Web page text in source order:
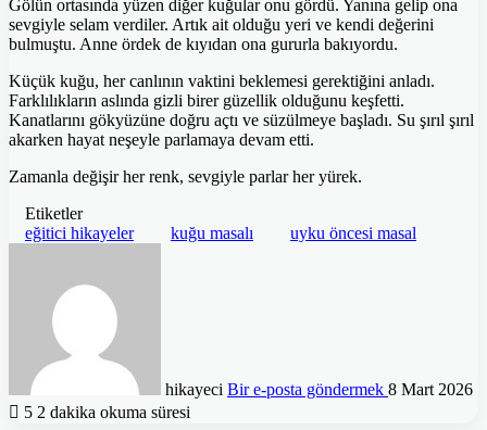
Gölün ortasında yüzen diğer kuğular onu gördü. Yanına gelip ona
sevgiyle selam verdiler. Artık ait olduğu yeri ve kendi değerini
bulmuştu. Anne ördek de kıyıdan ona gururla bakıyordu.
Küçük kuğu, her canlının vaktini beklemesi gerektiğini anladı.
Farklılıkların aslında gizli birer güzellik olduğunu keşfetti.
Kanatlarını gökyüzüne doğru açtı ve süzülmeye başladı. Su şırıl şırıl
akarken hayat neşeyle parlamaya devam etti.
Zamanla değişir her renk, sevgiyle parlar her yürek.
Etiketler
eğitici hikayeler
kuğu masalı uyku öncesi masal
hikayeci Bir e-posta göndermek 8 Mart 2026
5 2 dakika okuma süresi